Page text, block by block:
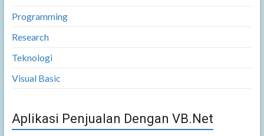
Programming
Research
Teknologi
Visual Basic
Aplikasi Penjualan Dengan VB.Net